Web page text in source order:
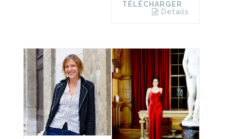
TÉLÉCHARGER
Details